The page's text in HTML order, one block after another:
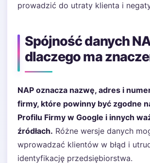
prowadzić do utraty klienta i
Spójność danych
dlaczego ma
NAP oznacza nazwę, adres i
firmy, które powinny być zgodne
Profilu Firmy w Google i innych
źródłach. Różne wersje danych
wprowadzać klientów w błąd i
identyfikację przedsiębiorstwa.